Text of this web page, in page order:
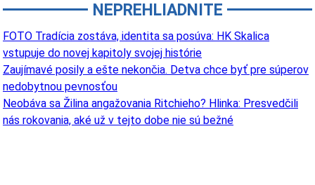
NEPREHLIADNITE
FOTO Tradícia zostáva, identita sa posúva: HK Skalica
vstupuje do novej kapitoly svojej histórie
Zaujímavé posily a ešte nekončia. Detva chce byť pre súperov
nedobytnou pevnosťou
Neobáva sa Žilina angažovania Ritchieho? Hlinka: Presvedčili
nás rokovania, aké už v tejto dobe nie sú bežné